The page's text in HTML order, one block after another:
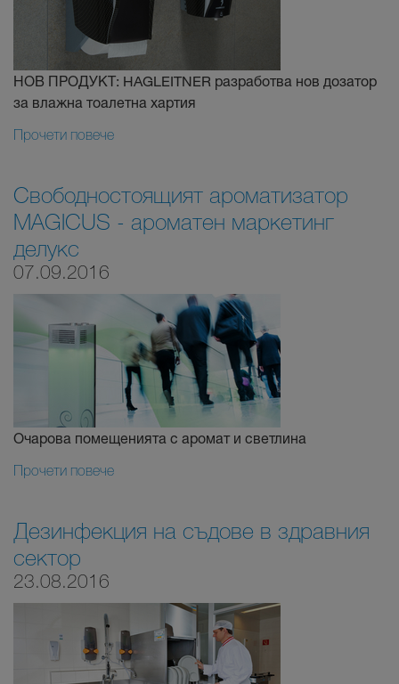
НОВ ПРОДУКТ: HAGLEITNER разработва нов дозатор
за влажна тоалетна хартия
Прочети повече
Свободностоящият ароматизатор
MAGICUS - ароматен маркетинг
делукс
07.09.2016
Очарова помещенията с аромат и светлина
Прочети повече
Дезинфекция на съдове в здравния
сектор
23.08.2016